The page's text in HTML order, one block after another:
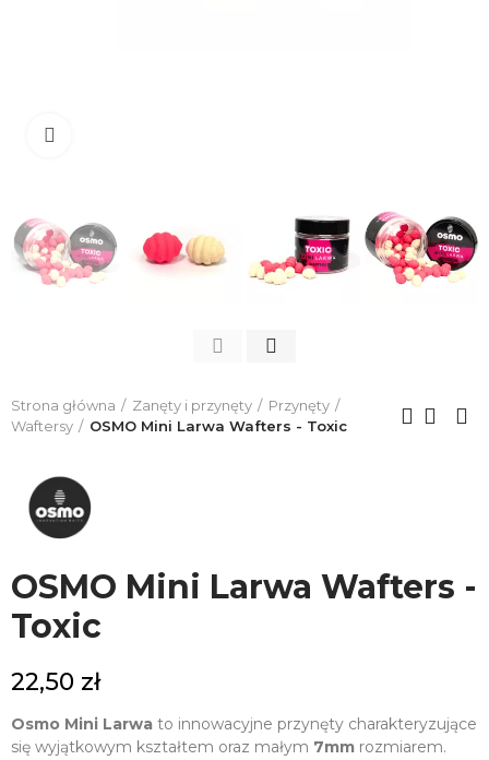
Strona główna Zanęty i przynęty
Przynęty
Waftersy
OSMO Mini Larwa Wafters - Toxic
OSMO Mini Larwa Wafters -
Toxic
22,50 zł
Osmo Mini Larwa to innowacyjne przynęty charakteryzujące
się wyjątkowym kształtem oraz małym 7mm rozmiarem.